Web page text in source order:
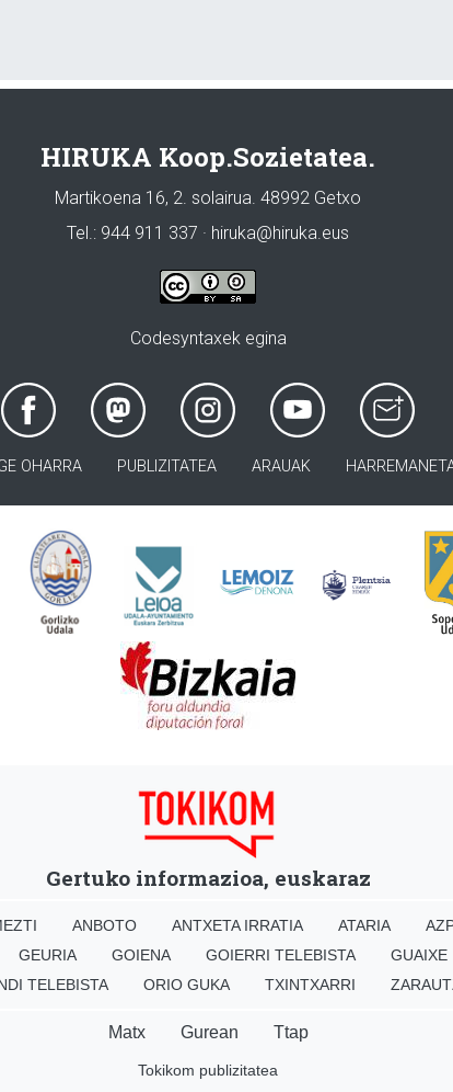
HIRUKA Koop.Sozietatea.
Martikoena 16, 2. solairua. 48992 Getxo
Tel.: 944 911 337 · hiruka@hiruka.eus
Codesyntaxek egina
OHARRA PUBLIZITATEA ARAUAK
Gertuko informazioa, euskaraz
ANBOTO ANTXETA IRRATIA ATARIA
GEURIA GOIENA GOIERRI TELEBISTA
GUAIXE
TELEBISTA ORIO GUKA TXINTXARRI
Matx Gurean Ttap
Tokikom publizitatea